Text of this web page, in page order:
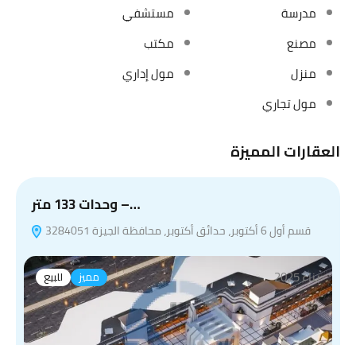
مدرسة
مستشفي
مصنع
مكتب
منزل
مول إداري
مول تجاري
العقارات المميزة
وحدات 133 متر –…
قسم أول 6 أكتوبر، حدائق أكتوبر، محافظة الجيزة 3284051
للبيع مميز بناء 2025